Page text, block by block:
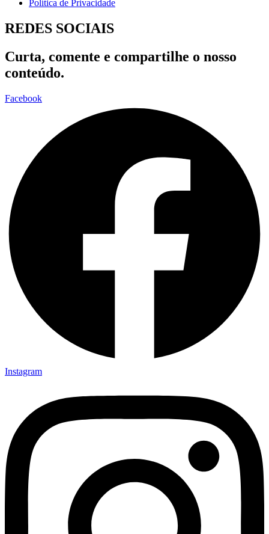
Política de Privacidade
REDES SOCIAIS
Curta, comente e compartilhe o nosso
conteúdo.
Facebook
Instagram